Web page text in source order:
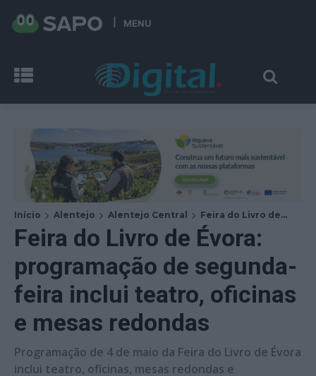
MENU
Início Alentejo Alentejo Central Feira do Livro de...
Feira do Livro de Évora:
programação de segunda-
feira inclui teatro, oficinas
e mesas redondas
Programação de 4 de maio da Feira do Livro de Évora
inclui teatro, oficinas, mesas redondas e